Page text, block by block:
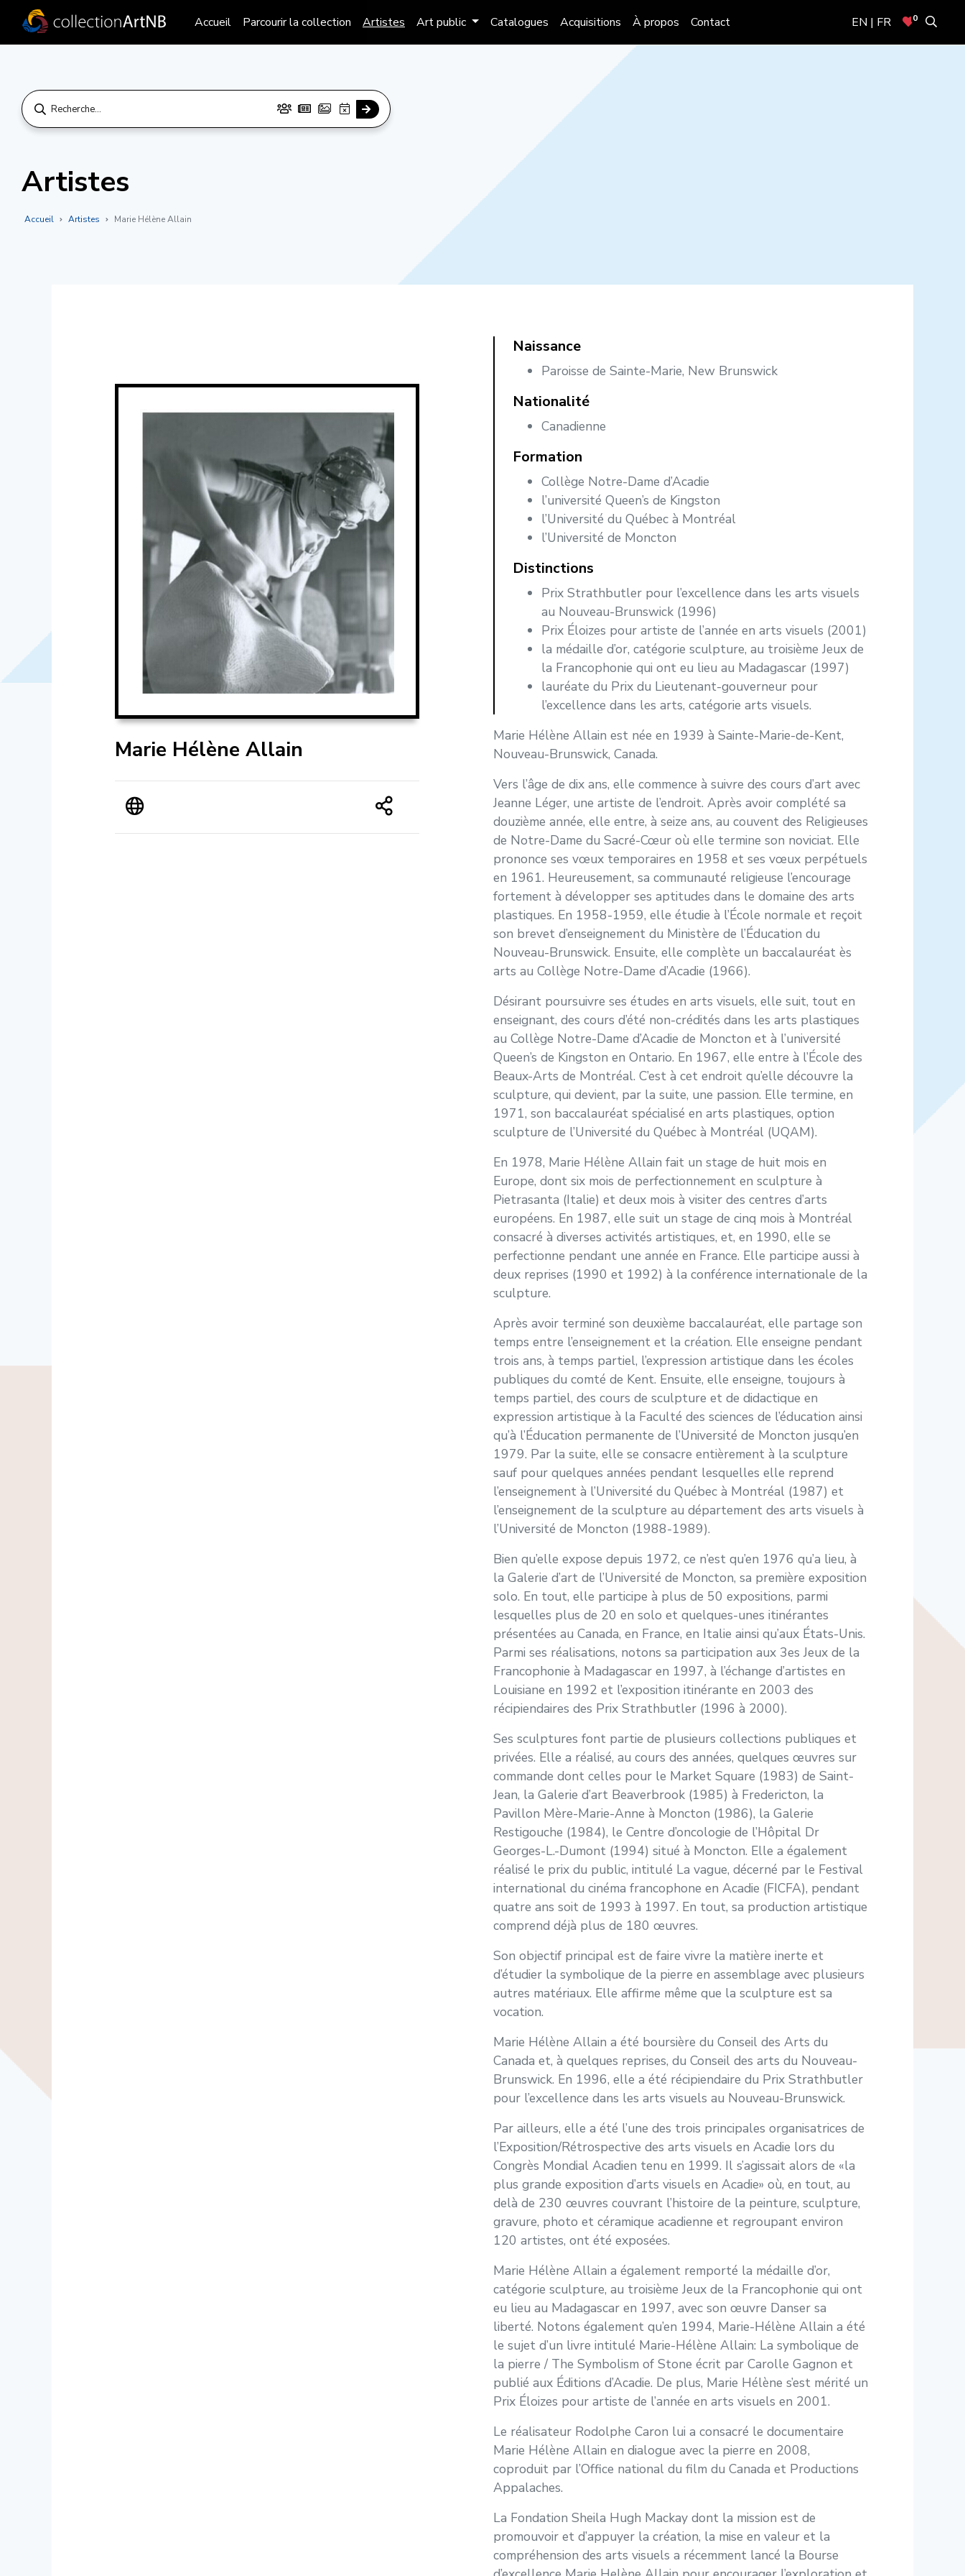
Accueil Parcourir la collection Artistes Art public Catalogues Acquisitions À propos Contact EN | FR 0
Artistes
Accueil Artistes Marie Hélène Allain
Marie Hélène Allain
Naissance
Paroisse de Sainte-Marie, New Brunswick
Nationalité
Canadienne
Formation
Collège Notre-Dame d’Acadie
l’université Queen’s de Kingston
l’Université du Québec à Montréal
l’Université de Moncton
Distinctions
Prix Strathbutler pour l’excellence dans les arts visuels
au Nouveau-Brunswick (1996)
Prix Éloizes pour artiste de l’année en arts visuels (2001)
la médaille d’or, catégorie sculpture, au troisième Jeux de
la Francophonie qui ont eu lieu au Madagascar (1997)
lauréate du Prix du Lieutenant-gouverneur pour
l’excellence dans les arts, catégorie arts visuels.
Marie Hélène Allain est née en 1939 à Sainte-Marie-de-Kent,
Nouveau-Brunswick, Canada.
Vers l’âge de dix ans, elle commence à suivre des cours d’art avec
Jeanne Léger, une artiste de l’endroit. Après avoir complété sa
douzième année, elle entre, à seize ans, au couvent des Religieuses
de Notre-Dame du Sacré-Cœur où elle termine son noviciat. Elle
prononce ses vœux temporaires en 1958 et ses vœux perpétuels
en 1961. Heureusement, sa communauté religieuse l’encourage
fortement à développer ses aptitudes dans le domaine des arts
plastiques. En 1958-1959, elle étudie à l’École normale et reçoit
son brevet d’enseignement du Ministère de l’Éducation du
Nouveau-Brunswick. Ensuite, elle complète un baccalauréat ès
arts au Collège Notre-Dame d’Acadie (1966).
Désirant poursuivre ses études en arts visuels, elle suit, tout en
enseignant, des cours d’été non-crédités dans les arts plastiques
au Collège Notre-Dame d’Acadie de Moncton et à l’université
Queen’s de Kingston en Ontario. En 1967, elle entre à l’École des
Beaux-Arts de Montréal. C’est à cet endroit qu’elle découvre la
sculpture, qui devient, par la suite, une passion. Elle termine, en
1971, son baccalauréat spécialisé en arts plastiques, option
sculpture de l’Université du Québec à Montréal (UQAM).
En 1978, Marie Hélène Allain fait un stage de huit mois en
Europe, dont six mois de perfectionnement en sculpture à
Pietrasanta (Italie) et deux mois à visiter des centres d’arts
européens. En 1987, elle suit un stage de cinq mois à Montréal
consacré à diverses activités artistiques, et, en 1990, elle se
perfectionne pendant une année en France. Elle participe aussi à
deux reprises (1990 et 1992) à la conférence internationale de la
sculpture.
Après avoir terminé son deuxième baccalauréat, elle partage son
temps entre l’enseignement et la création. Elle enseigne pendant
trois ans, à temps partiel, l’expression artistique dans les écoles
publiques du comté de Kent. Ensuite, elle enseigne, toujours à
temps partiel, des cours de sculpture et de didactique en
expression artistique à la Faculté des sciences de l’éducation ainsi
qu’à l’Éducation permanente de l’Université de Moncton jusqu’en
1979. Par la suite, elle se consacre entièrement à la sculpture
sauf pour quelques années pendant lesquelles elle reprend
l’enseignement à l’Université du Québec à Montréal (1987) et
l’enseignement de la sculpture au département des arts visuels à
l’Université de Moncton (1988-1989).
Bien qu’elle expose depuis 1972, ce n’est qu’en 1976 qu’a lieu, à
la Galerie d’art de l’Université de Moncton, sa première exposition
solo. En tout, elle participe à plus de 50 expositions, parmi
lesquelles plus de 20 en solo et quelques-unes itinérantes
présentées au Canada, en France, en Italie ainsi qu’aux États-Unis.
Parmi ses réalisations, notons sa participation aux 3es Jeux de la
Francophonie à Madagascar en 1997, à l’échange d’artistes en
Louisiane en 1992 et l’exposition itinérante en 2003 des
récipiendaires des Prix Strathbutler (1996 à 2000).
Ses sculptures font partie de plusieurs collections publiques et
privées. Elle a réalisé, au cours des années, quelques œuvres sur
commande dont celles pour le Market Square (1983) de Saint-
Jean, la Galerie d’art Beaverbrook (1985) à Fredericton, la
Pavillon Mère-Marie-Anne à Moncton (1986), la Galerie
Restigouche (1984), le Centre d’oncologie de l’Hôpital Dr
Georges-L.-Dumont (1994) situé à Moncton. Elle a également
réalisé le prix du public, intitulé La vague, décerné par le Festival
international du cinéma francophone en Acadie (FICFA), pendant
quatre ans soit de 1993 à 1997. En tout, sa production artistique
comprend déjà plus de 180 œuvres.
Son objectif principal est de faire vivre la matière inerte et
d’étudier la symbolique de la pierre en assemblage avec plusieurs
autres matériaux. Elle affirme même que la sculpture est sa
vocation.
Marie Hélène Allain a été boursière du Conseil des Arts du
Canada et, à quelques reprises, du Conseil des arts du Nouveau-
Brunswick. En 1996, elle a été récipiendaire du Prix Strathbutler
pour l’excellence dans les arts visuels au Nouveau-Brunswick.
Par ailleurs, elle a été l’une des trois principales organisatrices de
l’Exposition/Rétrospective des arts visuels en Acadie lors du
Congrès Mondial Acadien tenu en 1999. Il s’agissait alors de «la
plus grande exposition d’arts visuels en Acadie» où, en tout, au
delà de 230 œuvres couvrant l’histoire de la peinture, sculpture,
gravure, photo et céramique acadienne et regroupant environ
120 artistes, ont été exposées.
Marie Hélène Allain a également remporté la médaille d’or,
catégorie sculpture, au troisième Jeux de la Francophonie qui ont
eu lieu au Madagascar en 1997, avec son œuvre Danser sa
liberté. Notons également qu’en 1994, Marie-Hélène Allain a été
le sujet d’un livre intitulé Marie-Hélène Allain: La symbolique de
la pierre / The Symbolism of Stone écrit par Carolle Gagnon et
publié aux Éditions d’Acadie. De plus, Marie Hélène s’est mérité un
Prix Éloizes pour artiste de l’année en arts visuels en 2001.
Le réalisateur Rodolphe Caron lui a consacré le documentaire
Marie Hélène Allain en dialogue avec la pierre en 2008,
coproduit par l’Office national du film du Canada et Productions
Appalaches.
La Fondation Sheila Hugh Mackay dont la mission est de
promouvoir et d’appuyer la création, la mise en valeur et la
compréhension des arts visuels a récemment lancé la Bourse